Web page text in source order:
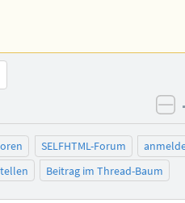
SELFHTML-Forum
Beitrag im Thread-Baum